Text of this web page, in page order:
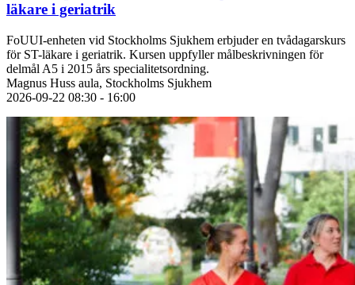
läkare i geriatrik
FoUUI-enheten vid Stockholms Sjukhem erbjuder en tvådagarskurs
för ST-läkare i geriatrik. Kursen uppfyller målbeskrivningen för
delmål A5 i 2015 års specialitetsordning.
Magnus Huss aula, Stockholms Sjukhem
2026-09-22 08:30 - 16:00